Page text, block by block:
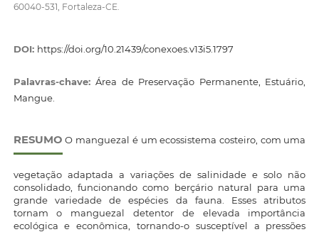
60040-531, Fortaleza-CE.
DOI: https://doi.org/10.21439/conexoes.v13i5.1797
Palavras-chave:Área de Preservação Permanente, Estuário,
Mangue.
RESUMO O manguezal é um ecossistema costeiro, com uma
vegetação adaptada a variações de salinidade e solo não
consolidado, funcionando como berçário natural para uma
grande variedade de espécies da fauna. Esses atributos
tornam o manguezal detentor de elevada importância
ecológica e econômica, tornando-o susceptível a pressões